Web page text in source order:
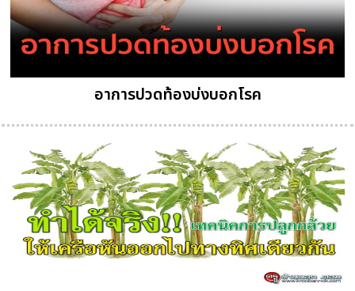
อาการปวดท้องบ่งบอกโรค